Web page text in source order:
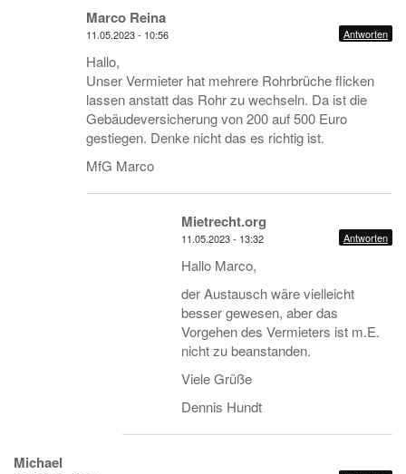
Marco Reina
11.05.2023 - 10:56 Antworten
Hallo,
Unser Vermieter hat mehrere Rohrbrüche flicken
lassen anstatt das Rohr zu wechseln. Da ist die
Gebäudeversicherung von 200 auf 500 Euro
gestiegen. Denke nicht das es richtig ist.
MfG Marco
Mietrecht.org
11.05.2023 - 13:32 Antworten
Hallo Marco,
der Austausch wäre vielleicht
besser gewesen, aber das
Vorgehen des Vermieters ist m.E.
nicht zu beanstanden.
Viele Grüße
Dennis Hundt
Michael